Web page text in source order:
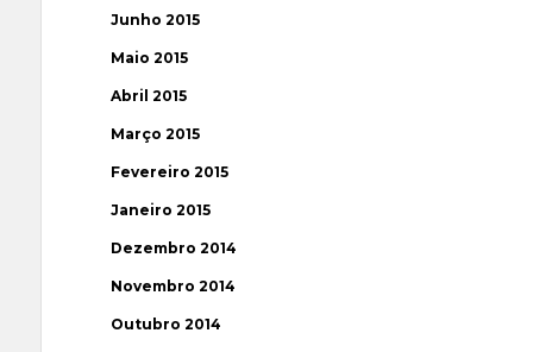
Junho 2015
Maio 2015
Abril 2015
Março 2015
Fevereiro 2015
Janeiro 2015
Dezembro 2014
Novembro 2014
Outubro 2014